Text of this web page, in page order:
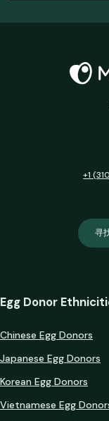
+1
寻
Egg Donor
Chinese Egg Donors
Japanese Egg Donors
Korean Egg Donors
Vietnamese Egg